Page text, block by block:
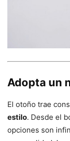
Adopta un
El otoño trae
estilo. Desde el
opciones son